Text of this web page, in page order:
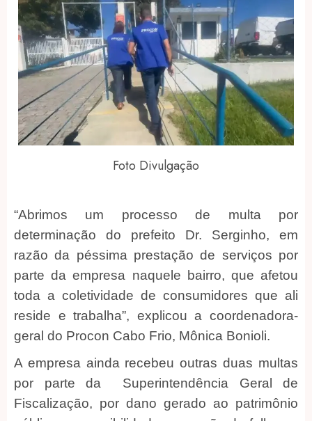
Foto Divulgação
“Abrimos um processo de multa por
determinação do prefeito Dr. Serginho, em
razão da péssima prestação de serviços por
parte da empresa naquele bairro, que afetou
toda a coletividade de consumidores que ali
reside e trabalha”, explicou a coordenadora-
geral do Procon Cabo Frio, Mônica Bonioli.
A empresa ainda recebeu outras duas multas
por parte da Superintendência Geral de
Fiscalização, por dano gerado ao patrimônio